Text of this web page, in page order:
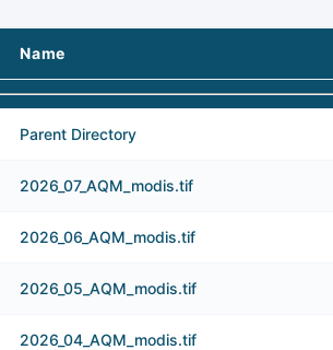
Name
Parent Directory
2026_07_AQM_modis.tif
2026_06_AQM_modis.tif
2026_05_AQM_modis.tif
2026_04_AQM_modis.tif